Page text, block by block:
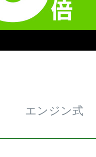
エンジン式